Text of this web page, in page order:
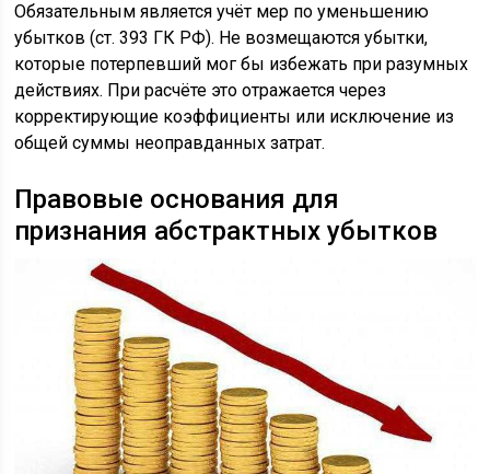
Обязательным является учёт мер по уменьшению
убытков (ст. 393 ГК РФ). Не возмещаются убытки,
которые потерпевший мог бы избежать при разумных
действиях. При расчёте это отражается через
корректирующие коэффициенты или исключение из
общей суммы неоправданных затрат.
Правовые основания для
признания абстрактных убытков